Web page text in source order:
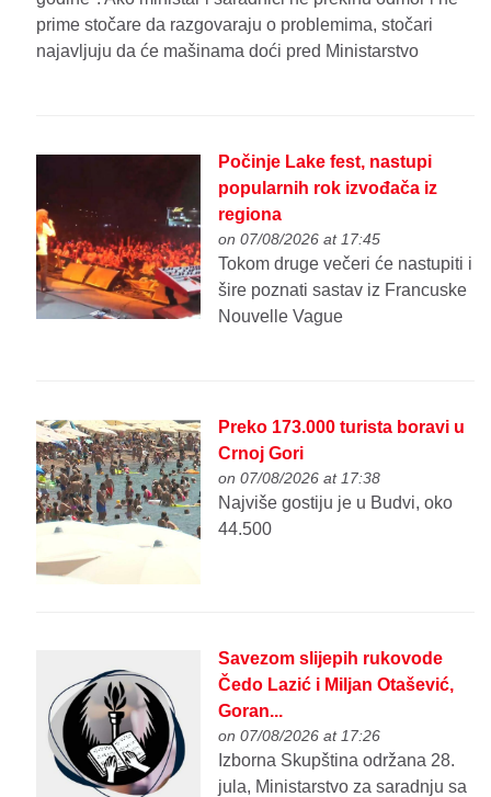
prime stočare da razgovaraju o problemima, stočari
najavljuju da će mašinama doći pred Ministarstvo
Počinje Lake fest, nastupi
popularnih rok izvođača iz
regiona
on 07/08/2026 at 17:45
Tokom druge večeri će nastupiti i
šire poznati sastav iz Francuske
Nouvelle Vague
Preko 173.000 turista boravi u
Crnoj Gori
on 07/08/2026 at 17:38
Najviše gostiju je u Budvi, oko
44.500
Savezom slijepih rukovode
Čedo Lazić i Miljan Otašević,
Goran...
on 07/08/2026 at 17:26
Izborna Skupština održana 28.
jula, Ministarstvo za saradnju sa